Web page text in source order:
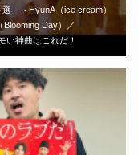
～HyunA（ice cream）
Blooming Day）／
い神曲はこれだ！